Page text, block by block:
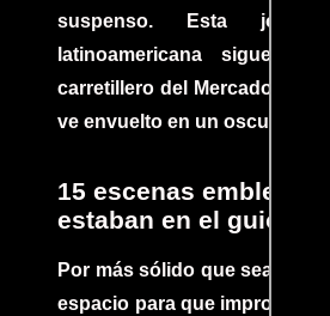
suspenso. Esta joya
latinoamericana sigue la
carretillero del Mercado 4 de
ve envuelto en un oscuro
15 escenas
estaban en el guion
Por más sólido que sea un
espacio para que